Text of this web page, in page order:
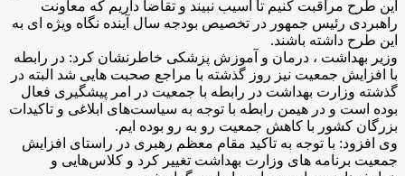
این طرح مراقبت کنیم تا آسیب نبیند و تقاضا داریم که معاونت
راهبردی رئیس جمهور در تخصیص بودجه سال آینده نگاه ویژه ای به
این طرح داشته باشند.
وزیر بهداشت ، درمان و آموزش پزشکی خاطرنشان کرد: در رابطه
با افزایش جمعیت نیز روز گذشته با مراجع صحبت هایی شد البته در
گذشته وزارت بهداشت در رابطه با جمعیت در امر پیشگیری فعال
بوده است و در هیمن رابطه با توجه به سیاست‌های ابلاغی و تاکیدات
بزرگان کشور با کاهش جمعیت رو به رو بوده ایم.
وی افزود: با توجه به تاکید مقام معظم رهبری در راستای افزایش
جمعیت برنامه های وزارت بهداشت تغییر کرد و کلاس‌هایی و